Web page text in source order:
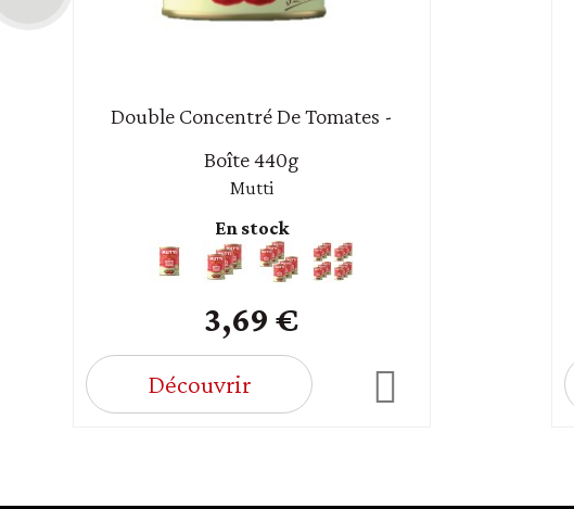
Double Concentré De Tomates -
Boîte 440g
Mutti
En stock
3,69 €
Découvrir